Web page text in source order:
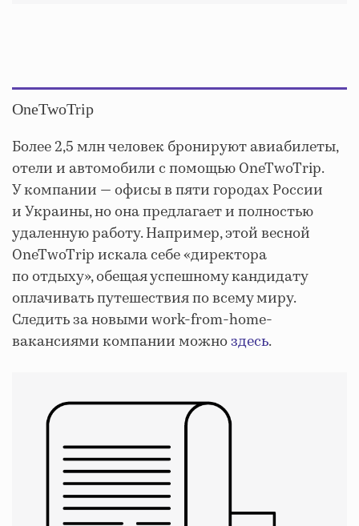
OneTwoTrip
Более 2,5 млн человек бронируют авиабилеты,
отели и автомобили с помощью OneTwoTrip.
У компании — офисы в пяти городах России
и Украины, но она предлагает и полностью
удаленную работу. Например, этой весной
OneTwoTrip искала себе «директора
по отдыху», обещая успешному кандидату
оплачивать путешествия по всему миру.
Следить за новыми work-from-home-
вакансиями компании можноздесь.